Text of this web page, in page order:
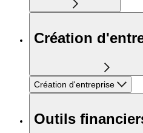
Création
Création d'entreprise
Outils